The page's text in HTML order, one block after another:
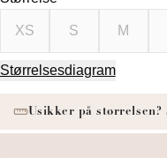
XS S M
Størrelsesdiagram